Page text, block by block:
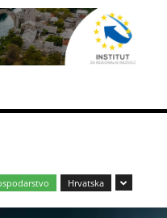
Hrvatska